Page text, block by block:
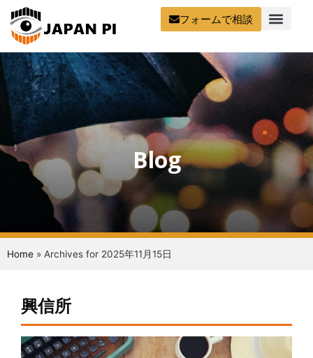
フォームで相談
Blog
Home » Archives for 2025年11月15日
興信所